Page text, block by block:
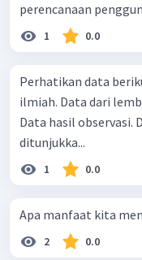
perencanaan
1 0.0
Perhatikan data berikut ini! Buku
ilmiah. Data dari lembaga survei. Data hasil wawancara.
Data hasil observasi. Data sekunder penelitian geografi
ditunjukka...
1 0.0
Apa manfaat kita
2 0.0